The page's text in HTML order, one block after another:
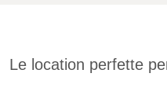
Le location perfette